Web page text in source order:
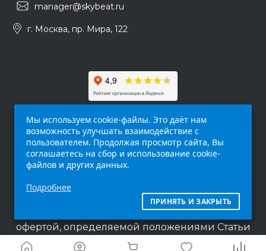
manager@skybeat.ru
г. Москва, пр. Мира, 122
интернет-сайт (
исключительно информационный характер и
ни при каких условиях не является публичной
офертой, определяемой положениями Статьи
437 п.2 Гражданского кодекса Российской
Мы используем cookie-файлы. Это даёт нам
возможность улучшать взаимодействие с
пользователем. Продолжая просмотр сайта, Вы
соглашаетесь на сбор и использование cookie-
файлов и других данных.
Подробнее
ПРИНЯТЬ И ЗАКРЫТЬ